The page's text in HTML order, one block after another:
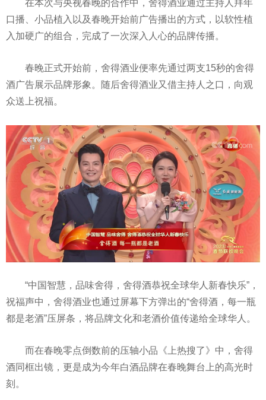
在本次与央视春晚的合作中，舍得酒业通过主持人拜年
口播、小品植入以及春晚开始前广告播出的方式，以软性植
入加硬广的组合，完成了一次深入人心的品牌传播。
春晚正式开始前，舍得酒业便率先通过两支15秒的舍得
酒广告展示品牌形象。随后舍得酒业又借主持人之口，向观
众送上祝福。
“中国智慧，品味舍得，舍得酒恭祝全球华人新春快乐”，
祝福声中，舍得酒业也通过屏幕下方弹出的“舍得酒，每一瓶
都是老酒”压屏条，将品牌文化和老酒价值传递给全球华人。
而在春晚零点倒数前的压轴小品《上热搜了》中，舍得
酒同框出镜，更是成为今年白酒品牌在春晚舞台上的高光时
刻。